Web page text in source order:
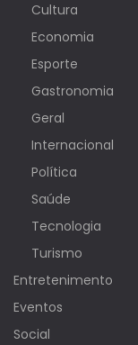
Cultura
Economia
Esporte
Gastronomia
Geral
Internacional
Política
Saúde
Tecnologia
Turismo
Entretenimento
Eventos
Social